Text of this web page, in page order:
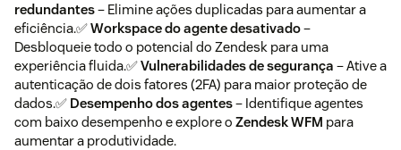
redundantes– Elimine ações duplicadas para aumentar a
eficiência.✅Workspace do agente desativado–
Desbloqueie todo o potencial do Zendesk para uma
experiência fluida.✅Vulnerabilidades de segurança – Ative a
autenticação de dois fatores (2FA) para maior proteção de
dados.✅ Desempenho dos agentes– Identifique agentes
com baixo desempenho e explore o Zendesk WFM para
aumentar a produtividade.